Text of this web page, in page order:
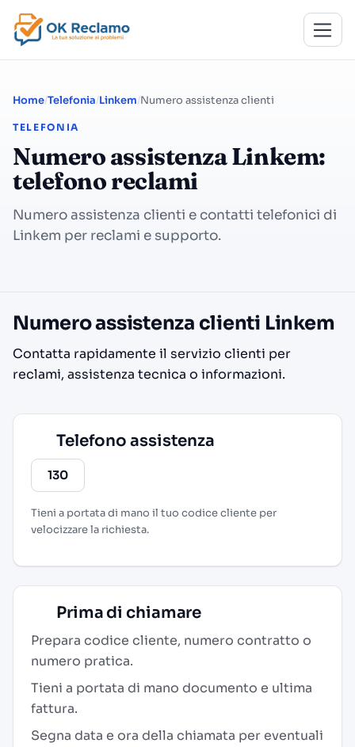
Home Telefonia Linkem Numero assistenza clienti
TELEFONIA
Numero assistenza Linkem:
telefono reclami
Numero assistenza clienti e contatti telefonici di
Linkem per reclami e supporto.
Numero assistenza clienti Linkem
Contatta rapidamente il servizio clienti per
reclami, assistenza tecnica o informazioni.
Telefono assistenza
130
Tieni a portata di mano il tuo codice cliente per
velocizzare la richiesta.
Prima di chiamare
Prepara codice cliente, numero contratto o
numero pratica.
Tieni a portata di mano documento e ultima
fattura.
Segna data e ora della chiamata per eventuali